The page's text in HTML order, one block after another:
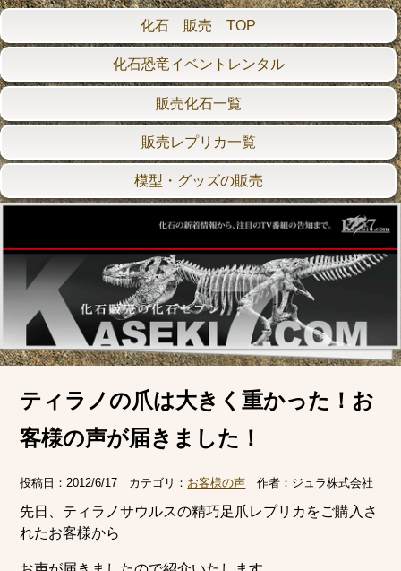
化石 販売 TOP
化石恐竜イベントレンタル
販売化石一覧
販売レプリカ一覧
模型・グッズの販売
ティラノの爪は大きく重かった！お
客様の声が届きました！
投稿日：2012/6/17 カテゴリ： お客様の声 作者： ジュラ株式会社
先日、ティラノサウルスの精巧足爪レプリカをご購入さ
れたお客様から